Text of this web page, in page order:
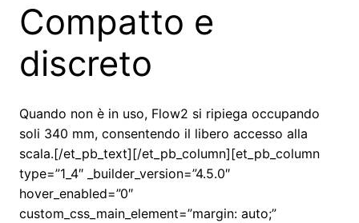
Compatto e
discreto
Quando non è in uso, Flow2 si ripiega occupando
soli 340 mm, consentendo il libero accesso alla
scala.[/et_pb_text][/et_pb_column][et_pb_column
type=”1_4″ _builder_version=”4.5.0″
hover_enabled=”0″
custom_css_main_element=”margin: auto;”